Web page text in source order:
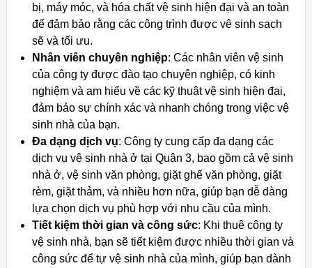
bị, máy móc, và hóa chất vệ sinh hiện đại và an toàn
để đảm bảo rằng các công trình được vệ sinh sạch
sẽ và tối ưu.
Nhân viên chuyên nghiệp: Các nhân viên vệ sinh
của công ty được đào tạo chuyên nghiệp, có kinh
nghiệm và am hiểu về các kỹ thuật vệ sinh hiện đại,
đảm bảo sự chính xác và nhanh chóng trong việc vệ
sinh nhà của bạn.
Đa dạng dịch vụ: Công ty cung cấp đa dạng các
dịch vụ vệ sinh nhà ở tại Quận 3, bao gồm cả vệ sinh
nhà ở, vệ sinh văn phòng, giặt ghế văn phòng, giặt
rèm, giặt thảm, và nhiều hơn nữa, giúp bạn dễ dàng
lựa chọn dịch vụ phù hợp với nhu cầu của mình.
Tiết kiệm thời gian và công sức: Khi thuê công ty
vệ sinh nhà, bạn sẽ tiết kiệm được nhiều thời gian và
công sức để tự vệ sinh nhà của mình, giúp bạn dành